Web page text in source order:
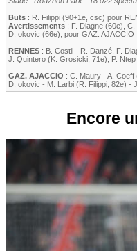
Buts : R. Filippi (90+1e, csc) pour
Avertissements : F. Diagne (60e) C.
D. okovic (66e) , pour GAZ. AJACCIO
RENNES : B. Costil - R. Danzé F.
J. Quintero (K. Grosicki , 71e) P. Ntep
GAZ. AJACCIO : C. Maury - A. Coeff
D. okovic - M. Larbi (R. Filippi , 82e) -
Encore